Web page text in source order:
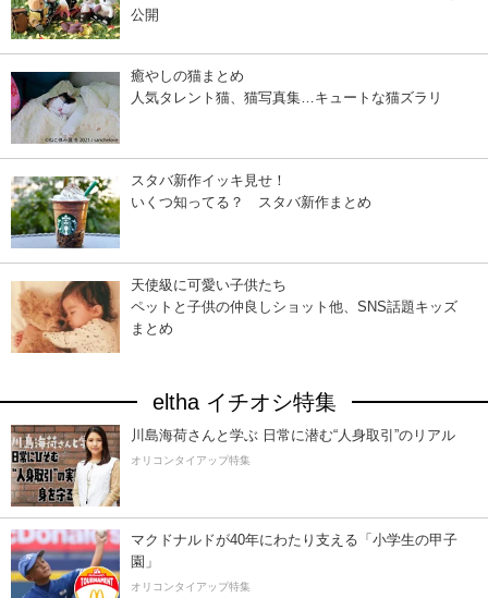
公開
癒やしの猫まとめ
人気タレント猫、猫写真集…キュートな猫ズラリ
スタバ新作イッキ見せ！
いくつ知ってる？ スタバ新作まとめ
天使級に可愛い子供たち
ペットと子供の仲良しショット他、SNS話題キッズ
まとめ
eltha イチオシ特集
川島海荷さんと学ぶ 日常に潜む“人身取引”のリアル
オリコンタイアップ特集
マクドナルドが40年にわたり支える「小学生の甲子
園」
オリコンタイアップ特集